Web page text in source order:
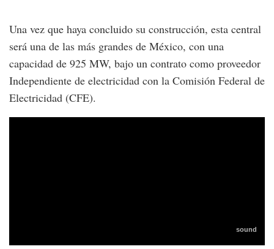
Una vez que haya concluido su construcción, esta central
será una de las más grandes de México, con una
capacidad de 925 MW, bajo un contrato como proveedor
Independiente de electricidad con la Comisión Federal de
Electricidad (CFE).